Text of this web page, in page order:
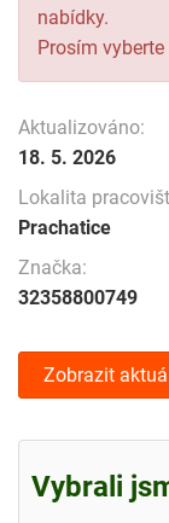
nabídky.
Prosím
Aktualizováno:
18. 5. 2026
Lokalita
Prachatice
Značka:
32358800749
Zobrazit
Vybrali